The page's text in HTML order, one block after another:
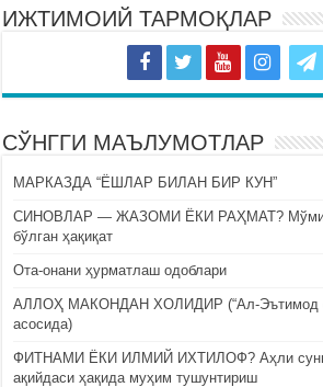
ИЖТИМОИЙ ТАРМОҚЛАР
СЎНГГИ МАЪЛУМОТЛАР
МАРКАЗДА “ЁШЛАР БИЛАН БИР КУН”
СИНОВЛАР — ЖАЗОМИ ЁКИ РАҲМАТ?
бўлган ҳақиқат
Ота-онани ҳурматлаш одоблари
АЛЛОҲ МАКОНДАН ХОЛИДИР (“Ал-Эътимод
асосида)
ФИТНАМИ ЁКИ ИЛМИЙ ИХТИЛОФ? Аҳли
ақийдаси ҳақида муҳим тушунтириш